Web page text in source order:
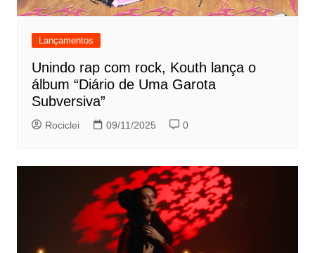
Lançamentos
Unindo rap com rock, Kouth lança o
álbum “Diário de Uma Garota
Subversiva”
Rociclei 09/11/2025 0